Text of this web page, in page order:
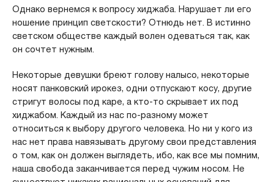
Однако вернемся к вопросу хиджаба. Нарушает ли его
ношение принцип светскости? Отнюдь нет. В истинно
светском обществе каждый волен одеваться так, как
он сочтет нужным.
Некоторые девушки бреют голову налысо, некоторые
носят панковский ирокез, одни отпускают косу, другие
стригут волосы под каре, а кто-то скрывает их под
хиджабом. Каждый из нас по-разному может
относиться к выбору другого человека. Но ни у кого из
нас нет права навязывать другому свои представления
о том, как он должен выглядеть, ибо, как все мы помним,
наша свобода заканчивается перед чужим носом. Не